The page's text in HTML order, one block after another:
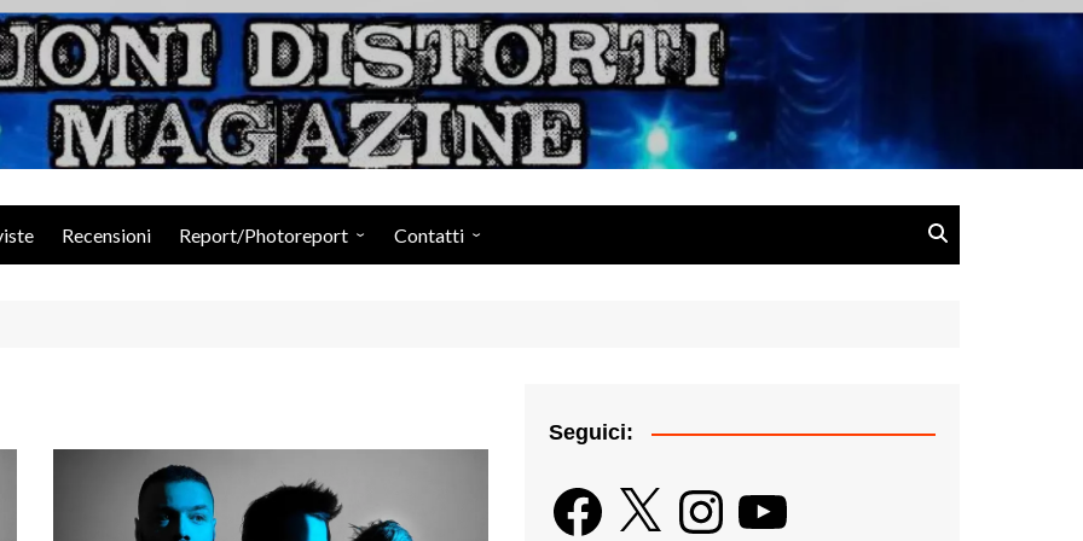
Suoni Distorti Magazine
Recensioni Report/Photoreport Contatti
Seguici:
Facebook
X InstagramYouTube